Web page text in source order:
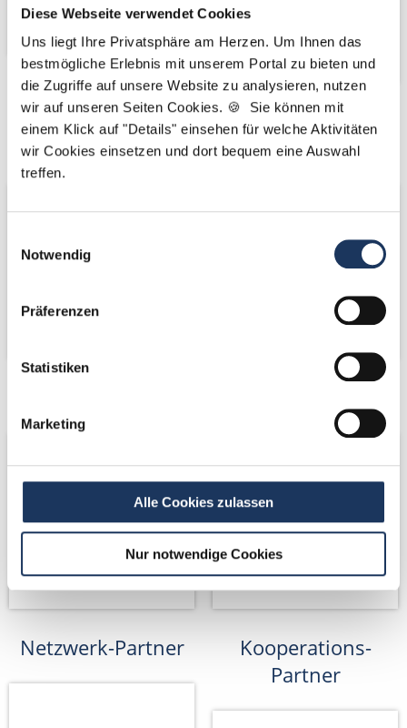
Diese Webseite verwendet Cookies
Uns liegt Ihre Privatsphäre am Herzen. Um Ihnen das
bestmögliche Erlebnis mit unserem Portal zu bieten und
die Zugriffe auf unsere Website zu analysieren, nutzen
wir auf unseren Seiten Cookies. 🍪 Sie können mit
einem Klick auf "Details" einsehen für welche Aktivitäten
wir Cookies einsetzen und dort bequem eine Auswahl
treffen.
Notwendig
Präferenzen
Statistiken
Marketing
Alle Cookies zulassen
Nur notwendige Cookies
Kooperations-
Partner
Kooperations-
Partner
Netzwerk-Partner
Kooperations-
Partner